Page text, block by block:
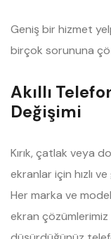
Geniş bir hizmet
birçok sorununa
Akıllı
Değişimi
Kırık, çatlak veya
ekranlar için hızlı
Her marka ve
ekran